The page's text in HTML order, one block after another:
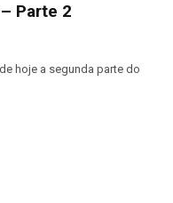
Parte 2
hoje a segunda parte do